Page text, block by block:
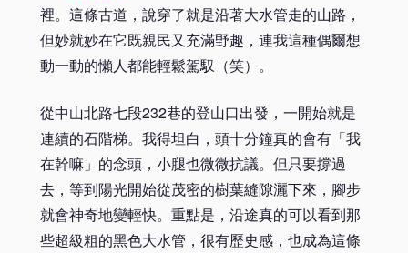
裡。這條古道，說穿了就是沿著大水管走的山路，
但妙就妙在它既親民又充滿野趣，連我這種偶爾想
動一動的懶人都能輕鬆駕馭（笑）。
從中山北路七段232巷的登山口出發，一開始就是
連續的石階梯。我得坦白，頭十分鐘真的會有「我
在幹嘛」的念頭，小腿也微微抗議。但只要撐過
去，等到陽光開始從茂密的樹葉縫隙灑下來，腳步
就會神奇地變輕快。重點是，沿途真的可以看到那
些超級粗的黑色大水管，很有歷史感，也成為這條